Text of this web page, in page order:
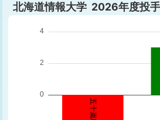
北海道情報大学 2026年度投